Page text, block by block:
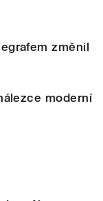
změnil
moderní